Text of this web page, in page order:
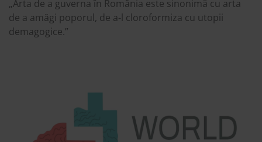
„Arta de a guverna în România este sinonimă cu arta
de a amăgi poporul, de a-l cloroformiza cu utopii
demagogice.”